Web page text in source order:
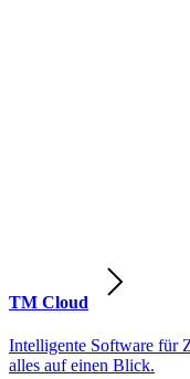
TM Cloud
Intelligente Software für
alles auf einen Blick.